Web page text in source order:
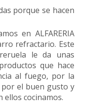
porque se hacen
en ALFARERIA
refractario. Este
le da unas
que hace
al fuego, por la
por el buen gusto y
ellos cocinamos.